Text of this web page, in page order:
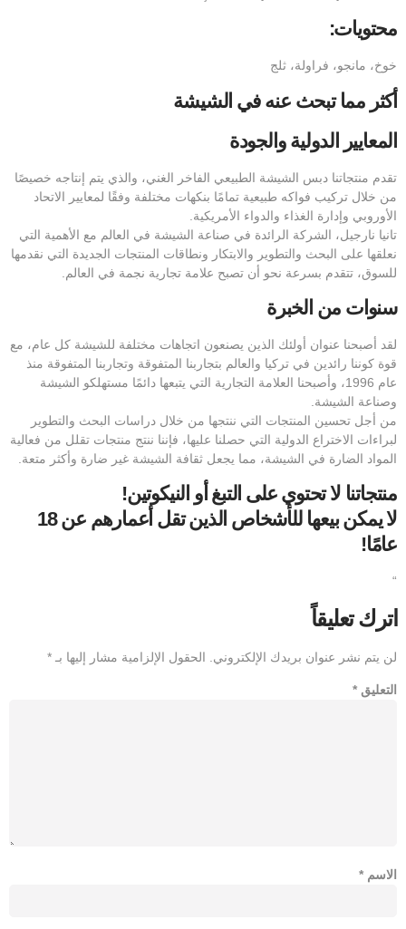
محتويات:
خوخ، مانجو، فراولة، ثلج
أكثر مما تبحث عنه في الشيشة
المعايير الدولية والجودة
تقدم منتجاتنا دبس الشيشة الطبيعي الفاخر الغني، والذي يتم إنتاجه خصيصًا
من خلال تركيب فواكه طبيعية تمامًا بنكهات مختلفة وفقًا لمعايير الاتحاد
الأوروبي وإدارة الغذاء والدواء الأمريكية.
تانيا نارجيل، الشركة الرائدة في صناعة الشيشة في العالم مع الأهمية التي
نعلقها على البحث والتطوير والابتكار ونطاقات المنتجات الجديدة التي نقدمها
للسوق، تتقدم بسرعة نحو أن تصبح علامة تجارية نجمة في العالم.
سنوات من الخبرة
لقد أصبحنا عنوان أولئك الذين يصنعون اتجاهات مختلفة للشيشة كل عام، مع
قوة كوننا رائدين في تركيا والعالم بتجاربنا المتفوقة وتجاربنا المتفوقة منذ
عام 1996، وأصبحنا العلامة التجارية التي يتبعها دائمًا مستهلكو الشيشة
وصناعة الشيشة.
من أجل تحسين المنتجات التي ننتجها من خلال دراسات البحث والتطوير
لبراءات الاختراع الدولية التي حصلنا عليها، فإننا ننتج منتجات تقلل من فعالية
المواد الضارة في الشيشة، مما يجعل ثقافة الشيشة غير ضارة وأكثر متعة.
منتجاتنا لا تحتوي على التبغ أو النيكوتين!
لا يمكن بيعها للأشخاص الذين تقل أعمارهم عن 18
عامًا!
“
اترك تعليقاً
لن يتم نشر عنوان بريدك الإلكتروني. الحقول الإلزامية مشار إليها بـ *
التعليق *
الاسم *